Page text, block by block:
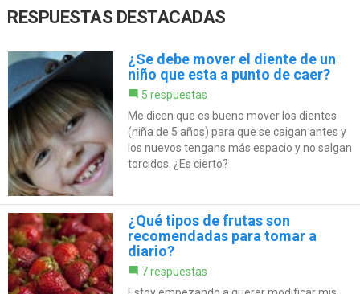
RESPUESTAS DESTACADAS
¿Se debe mover el diente de un
niño que esta a punto de caer?
5 respuestas
Me dicen que es bueno mover los dientes
(niña de 5 años) para que se caigan antes y
los nuevos tengans más espacio y no salgan
torcidos. ¿Es cierto?
¿Qué tipos de frutas son
recomendadas para tomar a
diario?
7 respuestas